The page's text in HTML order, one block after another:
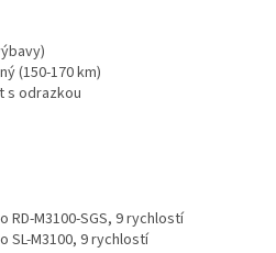
(150-170 km)
s odrazkou
RD-M3100-SGS, 9 rychlostí
SL-M3100, 9 rychlostí